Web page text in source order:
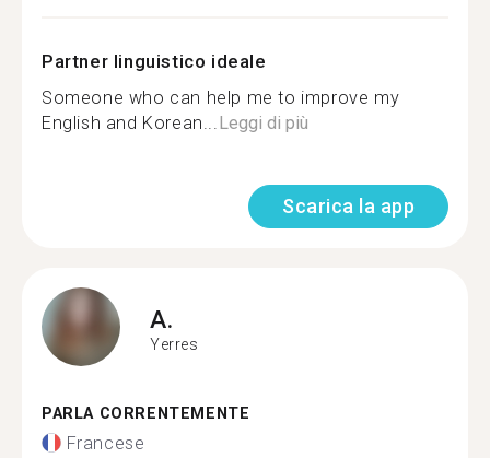
Partner linguistico ideale
Someone who can help me to improve my
English and Korean...Leggi di più
Scarica la app
A.
Yerres
PARLA CORRENTEMENTE
Francese